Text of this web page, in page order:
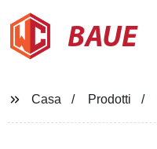
BAUE
Casa Prodotti